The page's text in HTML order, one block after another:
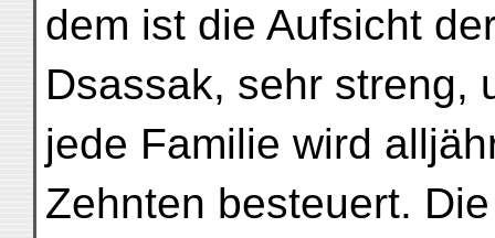
dem ist die Aufsicht
Dsassak, sehr streng,
jede Familie wird
Zehnten besteuert.